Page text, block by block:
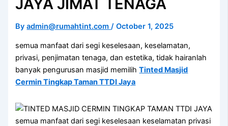
JAYA JIMAT TENAGA
Byadmin@rumahtint.com/October 1, 2025
semua manfaat dari segi keselesaan, keselamatan,
privasi, penjimatan tenaga, dan estetika, tidak hairanlah
banyak pengurusan masjid memilihTinted Masjid
Cermin Tingkap Taman TTDI Jaya
semua manfaat dari segi keselesaan keselamatan privasi